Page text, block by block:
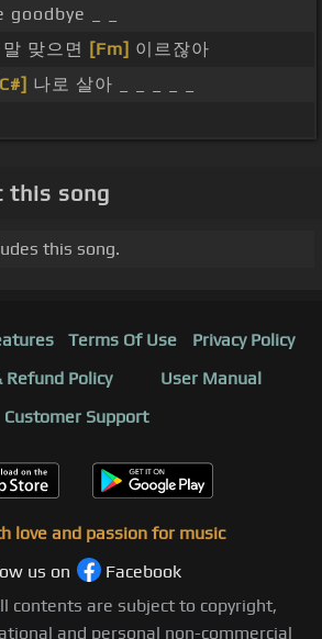
goodbye _ _
맞으면 [Fm] 이르잖아
나로 살아 _ _ _ _ _
this song
this song.
Terms Of Use
Privacy Policy
Refund Policy
User Manual
Customer Support
love and passion for music
us on
Facebook
contents are subject to copyright,
and personal non-commercial